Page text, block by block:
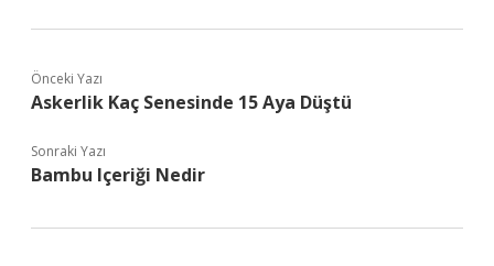
Önceki Yazı
Askerlik Kaç Senesinde 15 Aya Düştü
Sonraki Yazı
Bambu Içeriği Nedir